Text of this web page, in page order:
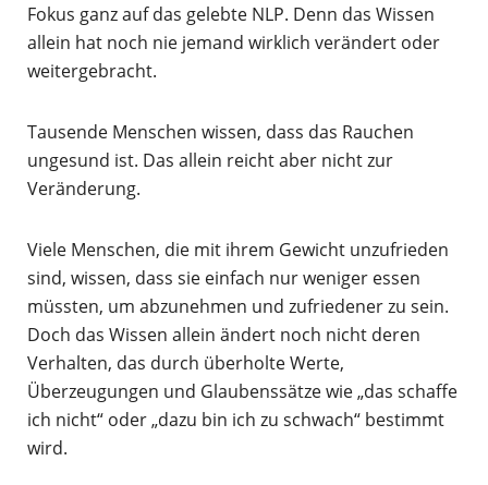
Fokus ganz auf das gelebte NLP. Denn das Wissen
allein hat noch nie jemand wirklich verändert oder
weitergebracht.
Tausende Menschen wissen, dass das Rauchen
ungesund ist. Das allein reicht aber nicht zur
Veränderung.
Viele Menschen, die mit ihrem Gewicht unzufrieden
sind, wissen, dass sie einfach nur weniger essen
müssten, um abzunehmen und zufriedener zu sein.
Doch das Wissen allein ändert noch nicht deren
Verhalten, das durch überholte Werte,
Überzeugungen und Glaubenssätze wie „das schaffe
ich nicht“ oder „dazu bin ich zu schwach“ bestimmt
wird.